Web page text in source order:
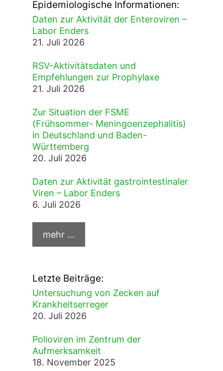
Epidemiologische Informationen:
Daten zur Aktivität der Enteroviren –
Labor Enders
21. Juli 2026
RSV-Aktivitätsdaten und
Empfehlungen zur Prophylaxe
21. Juli 2026
Zur Situation der FSME
(Frühsommer- Meningoenzephalitis)
in Deutschland und Baden-
Württemberg
20. Juli 2026
Daten zur Aktivität gastrointestinaler
Viren – Labor Enders
6. Juli 2026
Letzte Beiträge:
Untersuchung von Zecken auf
Krankheitserreger
20. Juli 2026
Polioviren im Zentrum der
Aufmerksamkeit
18. November 2025